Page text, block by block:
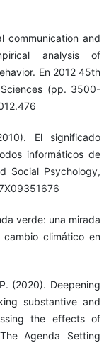
communication and
analysis of
En 2012 45th
(pp. 3500-
El significado
informáticos de
Social Psychology,
verde: una mirada
climático en
(2020). Deepening
substantive and
the effects of
Agenda Setting